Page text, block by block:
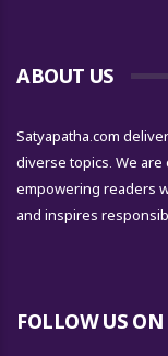
ABOUT US
Satyapatha.com
diverse topics. We
empowering readers
and inspires
FOLLOW US ON